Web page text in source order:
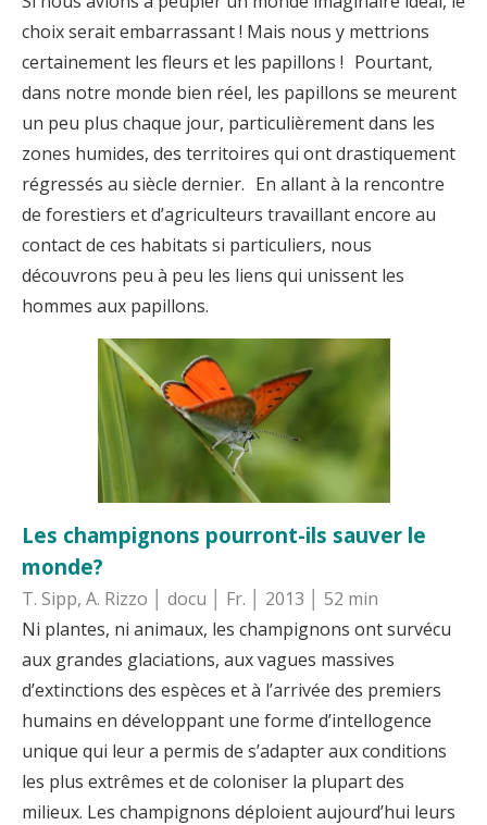
choix serait embarrassant ! Mais nous y mettrions
certainement les fleurs et les papillons ! Pourtant,
dans notre monde bien réel, les papillons se meurent
un peu plus chaque jour, particulièrement dans les
zones humides, des territoires qui ont drastiquement
régressés au siècle dernier. En allant à la rencontre
de forestiers et d’agriculteurs travaillant encore au
contact de ces habitats si particuliers, nous
découvrons peu à peu les liens qui unissent les
hommes aux papillons.
Les champignons pourront-ils sauver le
monde?
T. Sipp, A. Rizzo │ docu │ Fr. │ 2013 │ 52 min
Ni plantes, ni animaux, les champignons ont survécu
aux grandes glaciations, aux vagues massives
d’extinctions des espèces et à l’arrivée des premiers
humains en développant une forme d’intellogence
unique qui leur a permis de s’adapter aux conditions
les plus extrêmes et de coloniser la plupart des
milieux. Les champignons déploient aujourd’hui leurs